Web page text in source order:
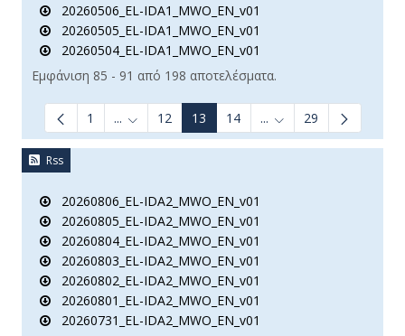
20260506_EL-IDA1_MWO_EN_v01
20260505_EL-IDA1_MWO_EN_v01
20260504_EL-IDA1_MWO_EN_v01
Εμφάνιση 85 - 91 από 198 αποτελέσματα.
1 ... Ενδιάμεσες σελίδες Use TAB to navigate.
12 13 14 ... Ενδιάμεσες σελίδες
29
Rss
20260806_EL-IDA2_MWO_EN_v01
20260805_EL-IDA2_MWO_EN_v01
20260804_EL-IDA2_MWO_EN_v01
20260803_EL-IDA2_MWO_EN_v01
20260802_EL-IDA2_MWO_EN_v01
20260801_EL-IDA2_MWO_EN_v01
20260731_EL-IDA2_MWO_EN_v01